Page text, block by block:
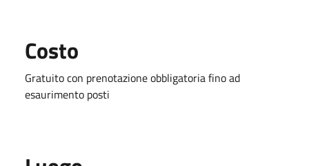
Costo
Gratuito con prenotazione obbligatoria fino ad
esaurimento posti